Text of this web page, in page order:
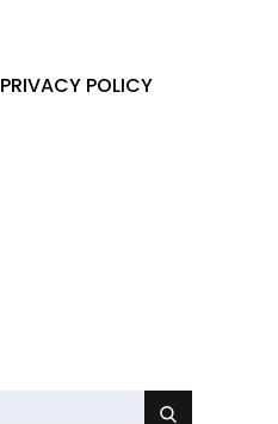
PRIVACY POLICY